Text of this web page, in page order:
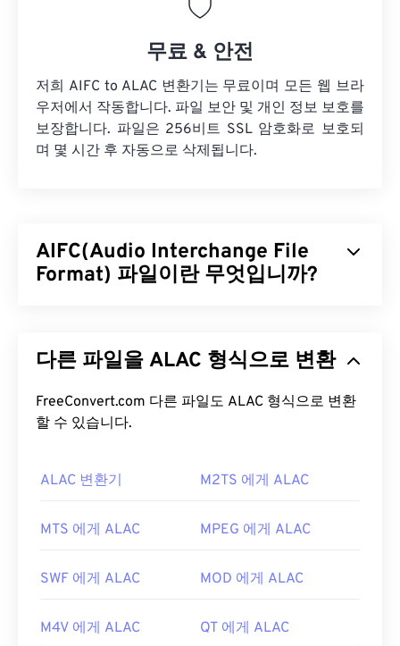
무료 & 안전
저희 AIFC to ALAC 변환기는 무료이며 모든 웹 브라
우저에서 작동합니다. 파일 보안 및 개인 정보 보호를
보장합니다. 파일은 256비트 SSL 암호화로 보호되
며 몇 시간 후 자동으로 삭제됩니다.
AIFC(Audio Interchange File
Format) 파일이란 무엇입니까?
오와 악기 정보를 담는 것입니다. 때로는 AIFC와
"C"로 끝나는 것이 올바른 명칭입니다.
AIFC 파일을 여는 데 가장 좋은 프로그램은iTunes
인데, Mac OS X와 ​​모바일을 포함한 대부분의 플랫폼
특히 Windows에서는
QuickTime과Windows Media
개발자: Apple Inc.
다른 파일을 ALAC 형식으로 변환
FreeConvert.com 다른 파일도 ALAC 형식으로 변환
할 수 있습니다.
ALAC 변환기 M2TS 에게 ALAC
MTS 에게 ALAC MPEG 에게 ALAC
SWF 에게 ALAC MOD 에게 ALAC
M4V 에게 ALAC QT 에게 ALAC